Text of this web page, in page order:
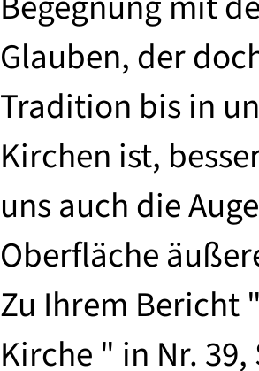
Glauben, der
Tradition bis in
Kirchen ist,
uns auch die
Oberfläche
Zu Ihrem Bericht
Kirche " in Nr. 39,